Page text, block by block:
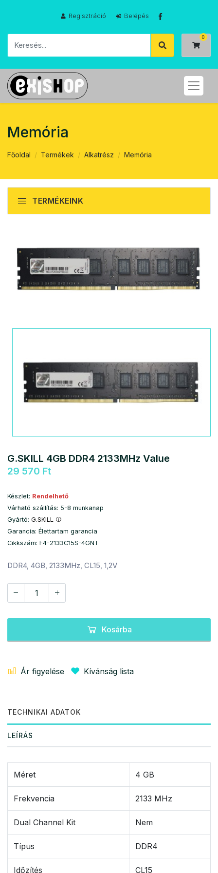
Regisztráció Belépés
Memória
Főoldal Termékek Alkatrész Memória
TERMÉKEINK
G.SKILL 4GB DDR4 2133MHz Value
29 570 Ft
Készlet: Rendelhető
Várható szállítás: 5-8 munkanap
Gyártó: G.SKILL
Garancia: Élettartam garancia
Cikkszám: F4-2133C15S-4GNT
DDR4, 4GB, 2133MHz, CL15, 1,2V
Kosárba
Ár figyelése Kívánság lista
TECHNIKAI ADATOK
LEÍRÁS
Méret 4 GB
Frekvencia 2133 MHz
Dual Channel Kit Nem
Típus DDR4
Időzítés CL15